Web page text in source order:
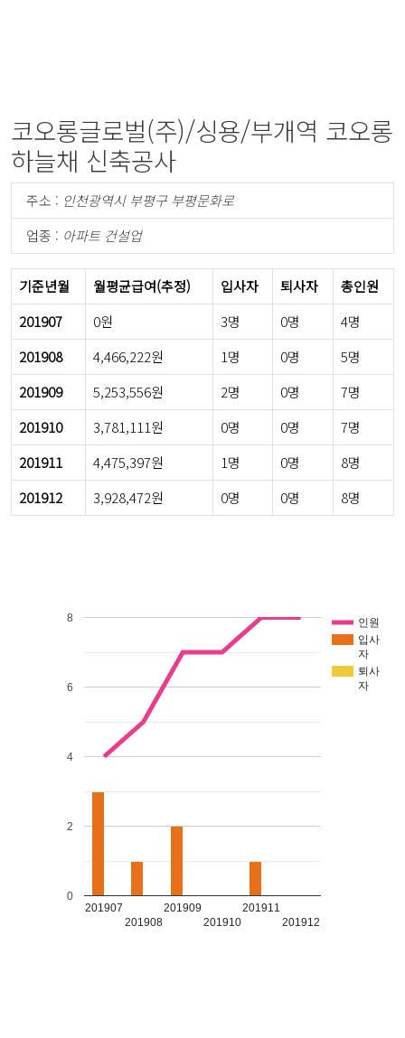
코오롱글로벌(주)/싱용/부개역 코오롱
하늘채 신축공사
주소 : 인천광역시 부평구 부평문화로
업종 : 아파트 건설업
기준년월 월평균급여(추정) 입사자 퇴사자
총인원
201907
0원 3명 0명
4명
201908
4,466,222원 1명 0명
5명
201909
5,253,556원 2명 0명
7명
201910
3,781,111원 0명 0명
7명
201911
4,475,397원 1명 0명
8명
201912
3,928,472원 0명 0명 8명
인원
입사
자
퇴사
자
201907
201908
201909
201910
201911
201912
0
2
4
6
8